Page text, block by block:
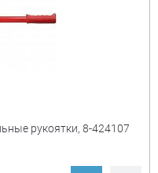
рукоятки, 8-424107